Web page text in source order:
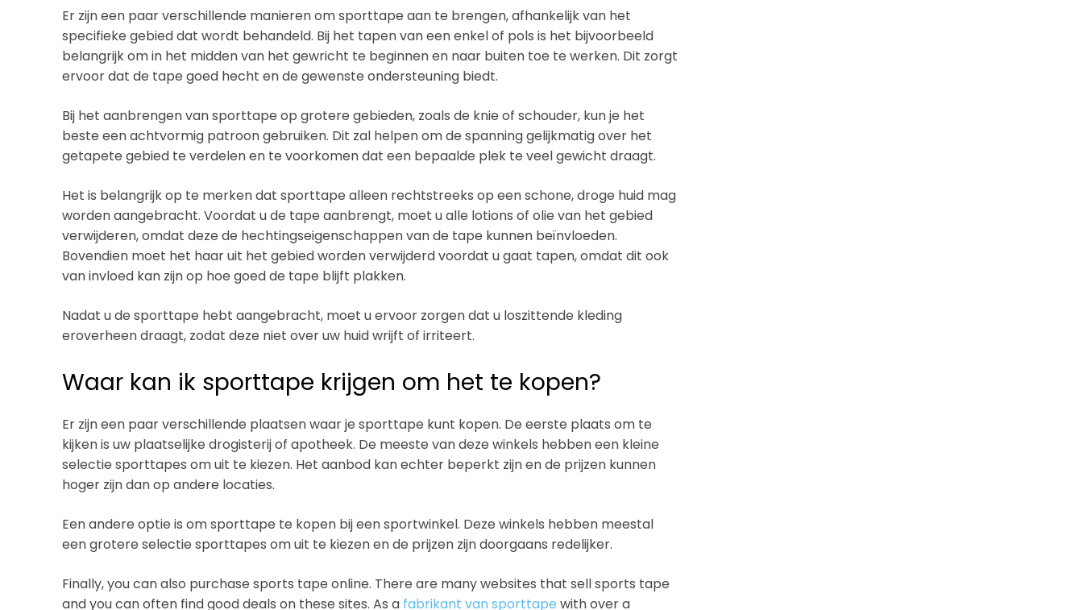
Er zijn een paar verschillende manieren om sporttape aan te brengen, afhankelijk van het
specifieke gebied dat wordt behandeld. Bij het tapen van een enkel of pols is het bijvoorbeeld
belangrijk om in het midden van het gewricht te beginnen en naar buiten toe te werken. Dit zorgt
ervoor dat de tape goed hecht en de gewenste ondersteuning biedt.
Bij het aanbrengen van sporttape op grotere gebieden, zoals de knie of schouder, kun je het
beste een achtvormig patroon gebruiken. Dit zal helpen om de spanning gelijkmatig over het
getapete gebied te verdelen en te voorkomen dat een bepaalde plek te veel gewicht draagt.
Het is belangrijk op te merken dat sporttape alleen rechtstreeks op een schone, droge huid mag
worden aangebracht. Voordat u de tape aanbrengt, moet u alle lotions of olie van het gebied
verwijderen, omdat deze de hechtingseigenschappen van de tape kunnen beïnvloeden.
Bovendien moet het haar uit het gebied worden verwijderd voordat u gaat tapen, omdat dit ook
van invloed kan zijn op hoe goed de tape blijft plakken.
Nadat u de sporttape hebt aangebracht, moet u ervoor zorgen dat u loszittende kleding
eroverheen draagt, zodat deze niet over uw huid wrijft of irriteert.
Waar kan ik sporttape krijgen om het te kopen?
Er zijn een paar verschillende plaatsen waar je sporttape kunt kopen. De eerste plaats om te
kijken is uw plaatselijke drogisterij of apotheek. De meeste van deze winkels hebben een kleine
selectie sporttapes om uit te kiezen. Het aanbod kan echter beperkt zijn en de prijzen kunnen
hoger zijn dan op andere locaties.
Een andere optie is om sporttape te kopen bij een sportwinkel. Deze winkels hebben meestal
een grotere selectie sporttapes om uit te kiezen en de prijzen zijn doorgaans redelijker.
Finally, you can also purchase sports tape online. There are many websites that sell sports tape
and you can often find good deals on these sites. As a fabrikant van sporttape with over a